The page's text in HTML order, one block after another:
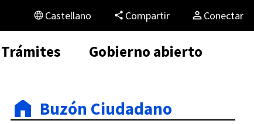
Castellano Compartir Conectar
Trámites Gobierno abierto
Buzón Ciudadano